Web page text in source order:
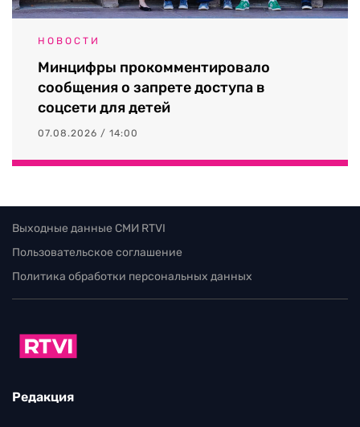
НОВОСТИ
Минцифры прокомментировало
сообщения о запрете доступа в
соцсети для детей
07.08.2026 / 14:00
Выходные данные СМИ RTVI
Пользовательское соглашение
Политика обработки персональных данных
Редакция